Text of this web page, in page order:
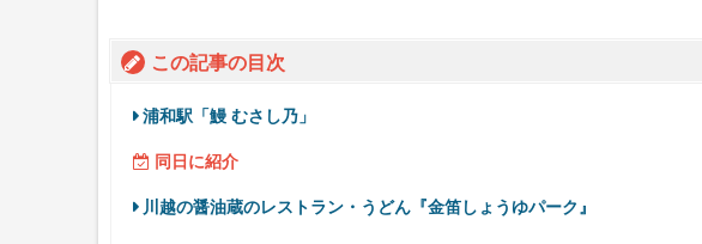
この記事の目次
浦和駅「鰻 むさし乃」
同日に紹介
川越の醤油蔵のレストラン・うどん『金笛しょうゆパーク』